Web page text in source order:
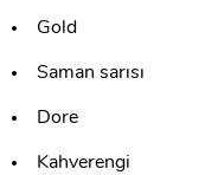
Gold
Saman sarısı
Dore
Kahverengi